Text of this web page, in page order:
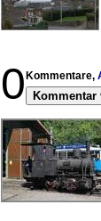
0 Kommentare,
Kommentar